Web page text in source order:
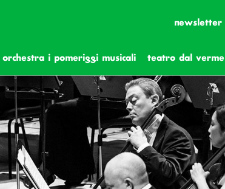
newsletter
orchestra i pomeriggi musicali teatro dal verme